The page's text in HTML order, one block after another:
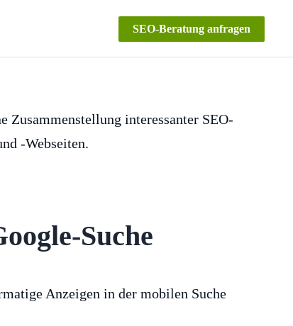
SEO-Beratung anfragen
Zusammenstellung interessanter SEO-
-Webseiten.
Suche
Anzeigen in der mobilen Suche